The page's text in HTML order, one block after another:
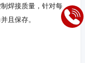
焊接质量，针对每
且保存。